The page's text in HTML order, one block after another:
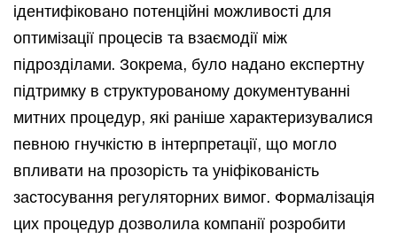
ідентифіковано потенційні можливості для
оптимізації процесів та взаємодії між
підрозділами. Зокрема, було надано експертну
підтримку в структурованому документуванні
митних процедур, які раніше характеризувалися
певною гнучкістю в інтерпретації, що могло
впливати на прозорість та уніфікованість
застосування регуляторних вимог. Формалізація
цих процедур дозволила компанії розробити